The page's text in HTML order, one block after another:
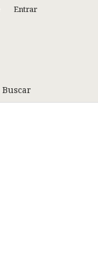
Buscar
Entrar